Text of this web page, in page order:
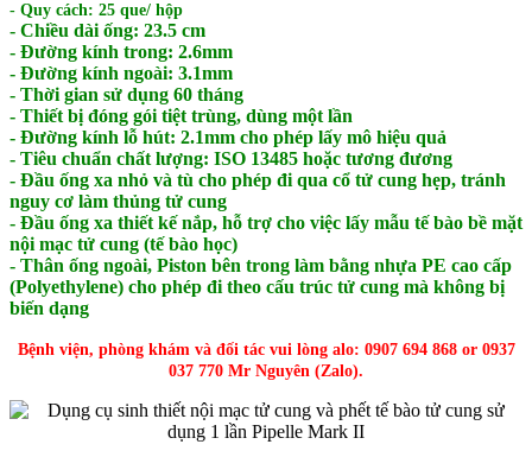
- Quy cách: 25 que/ hộp
- Chiều dài ống: 23.5 cm
- Đường kính trong: 2.6mm
- Đường kính ngoài: 3.1mm
- Thời gian sử dụng 60 tháng
- Thiết bị đóng gói tiệt trùng, dùng một lần
- Đường kính lỗ hút: 2.1mm cho phép lấy mô hiệu quả
- Tiêu chuẩn chất lượng: ISO 13485 hoặc tương đương
- Đầu ống xa nhỏ và tù cho phép đi qua cổ tử cung hẹp, tránh
nguy cơ làm thủng tử cung
- Đầu ống xa thiết kế nắp, hỗ trợ cho việc lấy mẫu tế bào bề mặt
nội mạc tử cung (tế bào học)
- Thân ống ngoài, Piston bên trong làm bằng nhựa PE cao cấp
(Polyethylene) cho phép đi theo cấu trúc tử cung mà không bị
biến dạng
Bệnh viện, phòng khám và đối tác vui lòng alo: 0907 694 868 or 0937
037 770 Mr Nguyên (Zalo).